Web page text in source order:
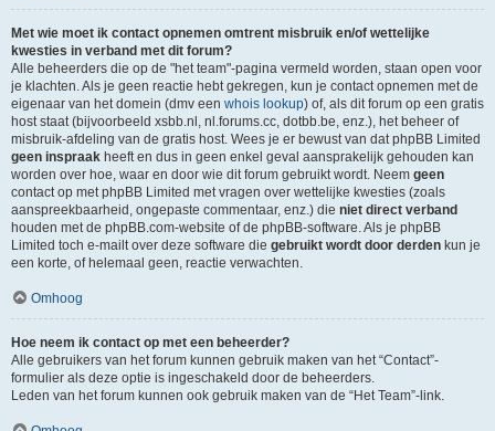
Met wie moet ik contact opnemen omtrent misbruik en/of wettelijke
kwesties in verband met dit forum?
Alle beheerders die op de "het team"-pagina vermeld worden, staan open voor
je klachten. Als je geen reactie hebt gekregen, kun je contact opnemen met de
eigenaar van het domein (dmv een whois lookup) of, als dit forum op een gratis
host staat (bijvoorbeeld xsbb.nl, nl.forums.cc, dotbb.be, enz.), het beheer of
misbruik-afdeling van de gratis host. Wees je er bewust van dat phpBB Limited
geen inspraak heeft en dus in geen enkel geval aansprakelijk gehouden kan
worden over hoe, waar en door wie dit forum gebruikt wordt. Neem geen
contact op met phpBB Limited met vragen over wettelijke kwesties (zoals
aanspreekbaarheid, ongepaste commentaar, enz.) die niet direct verband
houden met de phpBB.com-website of de phpBB-software. Als je phpBB
Limited toch e-mailt over deze software die gebruikt wordt door derden kun je
een korte, of helemaal geen, reactie verwachten.
Omhoog
Hoe neem ik contact op met een beheerder?
Alle gebruikers van het forum kunnen gebruik maken van het “Contact”-
formulier als deze optie is ingeschakeld door de beheerders.
Leden van het forum kunnen ook gebruik maken van de “Het Team”-link.